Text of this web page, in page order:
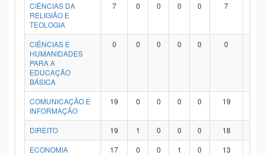
CIÊNCIAS DA
RELIGIÃO E
TEOLOGIA
7 0 0 0 0 7
CIÊNCIAS E
HUMANIDADES
PARA A
EDUCAÇÃO
BÁSICA
0 0 0 0 0 0
COMUNICAÇÃO E
INFORMAÇÃO
19 0 0 0 0 19
DIREITO 19 1 0 0 0 18
ECONOMIA
17 0 0 1 0 13